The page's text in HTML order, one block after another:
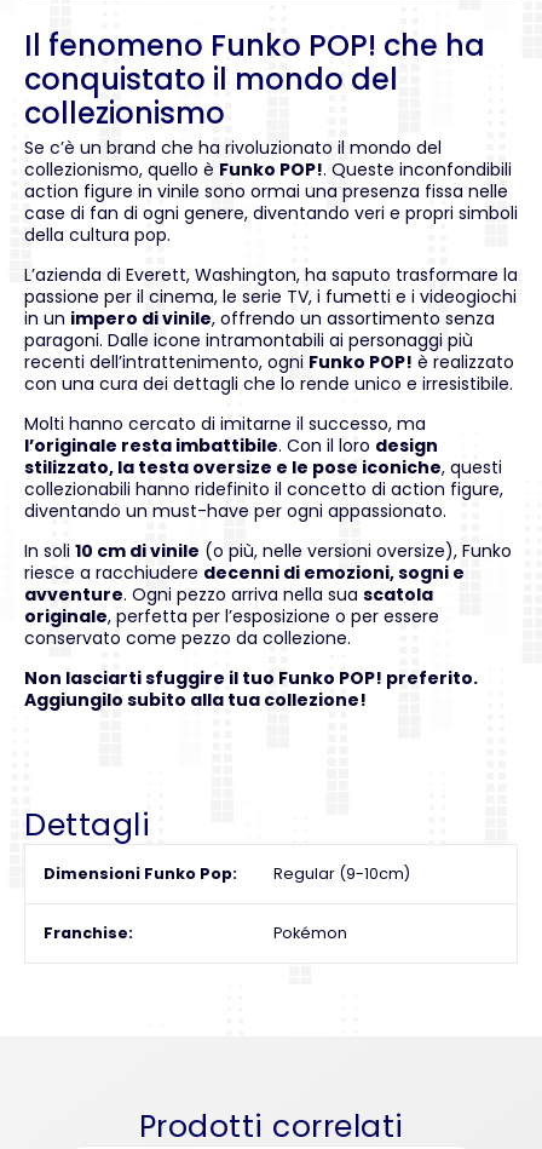
Il fenomeno Funko POP! che ha
conquistato il mondo del
collezionismo
Se c’è un brand che ha rivoluzionato il mondo del
collezionismo, quello è Funko POP!. Queste inconfondibili
action figure in vinile sono ormai una presenza fissa nelle
case di fan di ogni genere, diventando veri e propri simboli
della cultura pop.
L’azienda di Everett, Washington, ha saputo trasformare la
passione per il cinema, le serie TV, i fumetti e i videogiochi
in un impero di vinile, offrendo un assortimento senza
paragoni. Dalle icone intramontabili ai personaggi più
recenti dell’intrattenimento, ogni Funko POP! è realizzato
con una cura dei dettagli che lo rende unico e irresistibile.
Molti hanno cercato di imitarne il successo, ma
l’originale resta imbattibile. Con il loro design
stilizzato, la testa oversize e le pose iconiche, questi
collezionabili hanno ridefinito il concetto di action figure,
diventando un must-have per ogni appassionato.
In soli 10 cm di vinile (o più, nelle versioni oversize), Funko
riesce a racchiudere decenni di emozioni, sogni e
avventure. Ogni pezzo arriva nella sua scatola
originale, perfetta per l’esposizione o per essere
conservato come pezzo da collezione.
Non lasciarti sfuggire il tuo Funko POP! preferito.
Aggiungilo subito alla tua collezione!
Dettagli
Dimensioni Funko Pop Regular (9-10cm)
Franchise Pokémon
Prodotti correlati